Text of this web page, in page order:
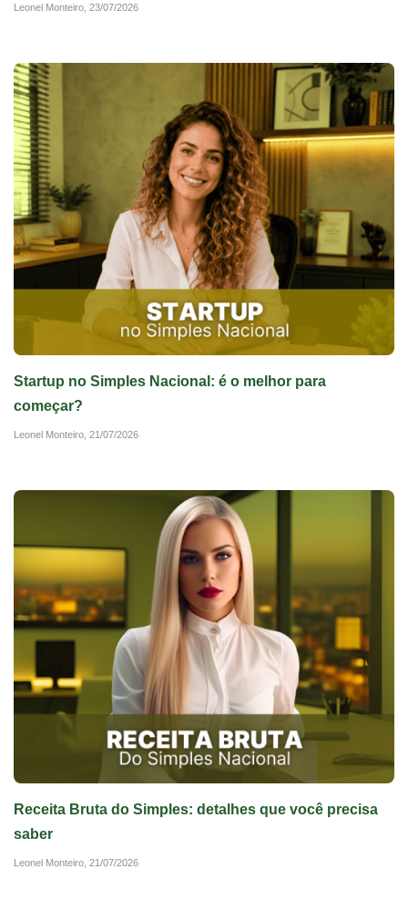
Leonel Monteiro, 23/07/2026
Startup no Simples Nacional: é o melhor para
começar?
Leonel Monteiro, 21/07/2026
Receita Bruta do Simples: detalhes que você precisa
saber
Leonel Monteiro, 21/07/2026